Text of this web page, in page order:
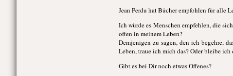
Jean Perdu hat Bücher empfohlen für alle
Ich würde es Menschen empfehlen, die
offen in meinem Leben?
Demjenigen zu sagen, den ich begehre,
Leben, traue ich mich das? Oder bleibe
Gibt es bei Dir noch etwas Offenes?